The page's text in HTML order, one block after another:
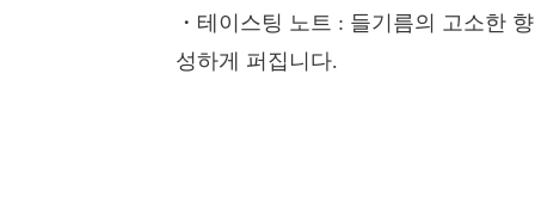
・테이스팅 노트 : 들기름의 고소한
성하게 퍼집니다.